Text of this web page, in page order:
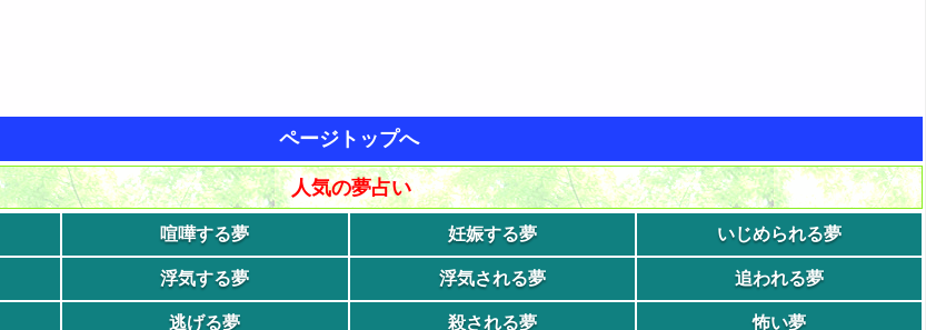
ページトップへ
人気の夢占い
喧嘩する夢 妊娠する夢 いじめられる夢
浮気する夢 浮気される夢 追われる夢
逃げる夢 殺される夢 怖い夢